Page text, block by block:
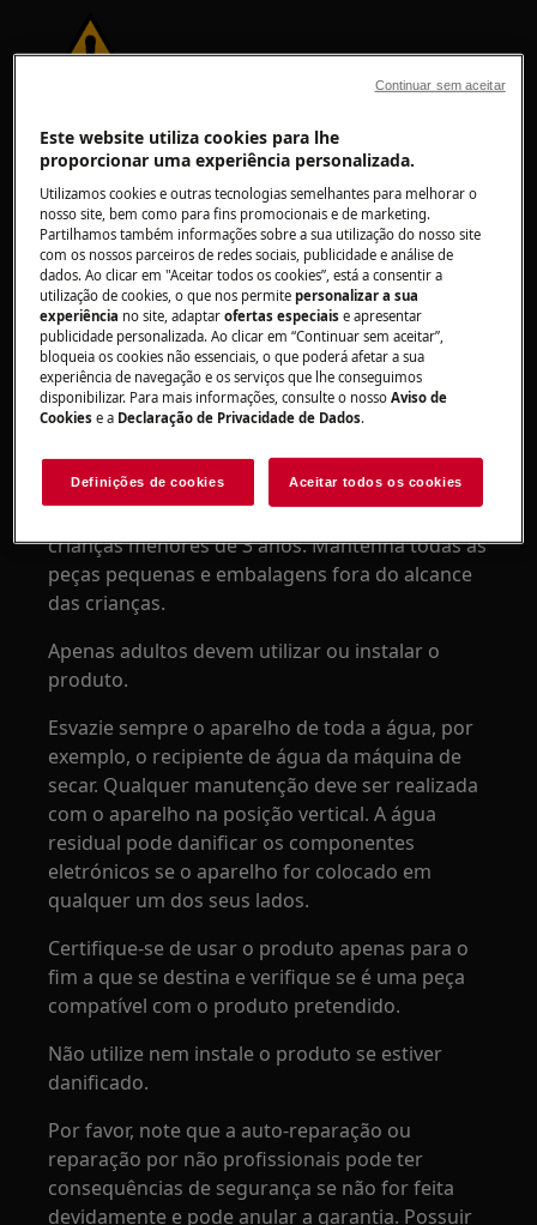
Use luvas de segurança se realizar trabalhos de
manutenção ou reparação envolvendo correias.
PERIGO DE ASFIXIA
crianças menores de 3 anos. Mantenha todas as
peças pequenas e embalagens fora do alcance
das crianças.
Apenas adultos devem utilizar ou instalar o
produto.
Esvazie sempre o aparelho de toda a água, por
exemplo, o recipiente de água da máquina de
secar. Qualquer manutenção deve ser realizada
com o aparelho na posição vertical. A água
residual pode danificar os componentes
eletrónicos se o aparelho for colocado em
qualquer um dos seus lados.
Certifique-se de usar o produto apenas para o
fim a que se destina e verifique se é uma peça
compatível com o produto pretendido.
Não utilize nem instale o produto se estiver
danificado.
Por favor, note que a auto-reparação ou
reparação por não profissionais pode ter
consequências de segurança se não for feita
devidamente e pode anular a garantia. Possuir
Este website utiliza cookies para lhe
proporcionar uma experiência personalizada.
Utilizamos cookies e outras tecnologias semelhantes para melhorar o
nosso site, bem como para fins promocionais e de marketing.
Partilhamos também informações sobre a sua utilização do nosso site
com os nossos parceiros de redes sociais, publicidade e análise de
dados. Ao clicar em "Aceitar todos os cookies”, está a consentir a
utilização de cookies, o que nos permitepersonalizar a sua
experiência no site, adaptarofertas especiaise apresentar
publicidade personalizada. Ao clicar em “Continuar sem aceitar”,
bloqueia os cookies não essenciais, o que poderá afetar a sua
experiência de navegação e os serviços que lhe conseguimos
disponibilizar. Para mais informações, consulte o nossoAviso de
Cookies e a Declaração de Privacidade de Dados.
Definições de cookies Aceitar todos os cookies
Continuar sem aceitar